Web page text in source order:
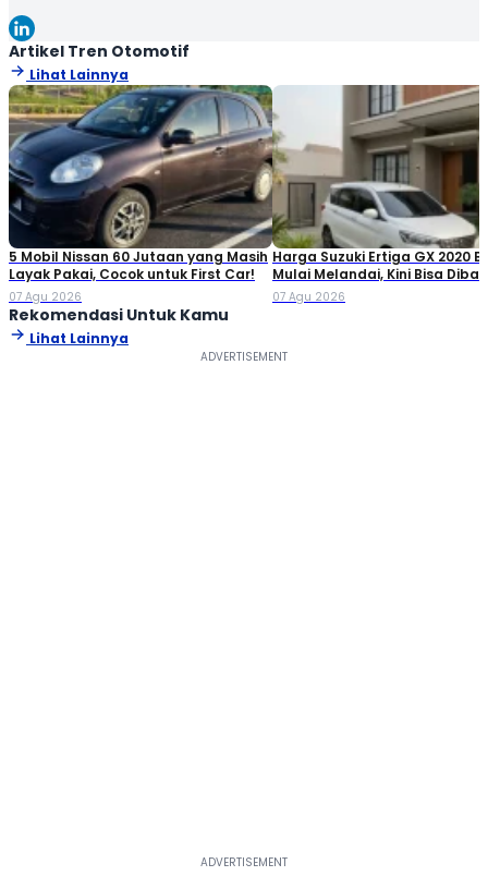
informatif, menarik, dan mudah dipahami oleh pembaca.
Artikel Tren Otomotif
Lihat Lainnya
5 Mobil Nissan 60 Jutaan yang Masih
Layak Pakai, Cocok untuk First Car!
07 Agu 2026
Harga Suzuki Ertiga GX 2020
Mulai Melandai, Kini Bisa
Pulang Segini
07 Agu 2026
Rekomendasi Untuk Kamu
Lihat Lainnya